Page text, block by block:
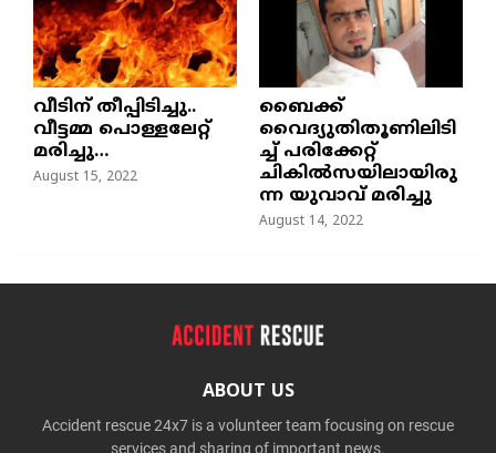
വീടിന് തീപ്പിടിച്ചു..
വീട്ടമ്മ പൊള്ളലേറ്റ്
മരിച്ചു…
August 15, 2022
ബൈക്ക്
വൈദ്യുതിതൂണിലിടി
ച്ച്‌ പരിക്കേറ്റ്
ചികില്‍സയിലായിരു
ന്ന യുവാവ് മരിച്ചു
August 14, 2022
ABOUT US
Accident rescue 24x7 is a volunteer team focusing on rescue
services and sharing of important news.